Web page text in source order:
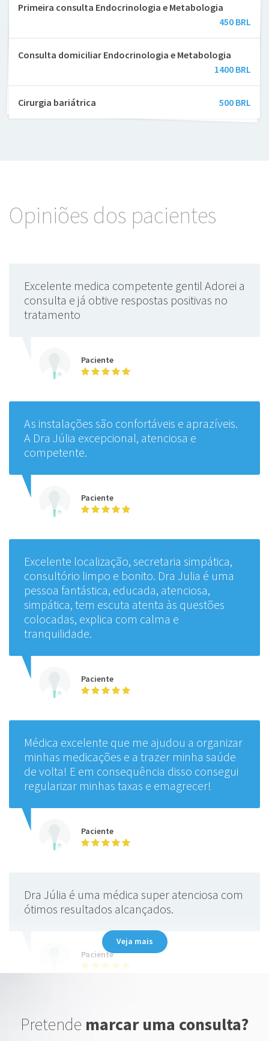
Primeira consulta Endocrinologia e Metabologia
450 BRL
Consulta domiciliar Endocrinologia e Metabologia
1400 BRL
Cirurgia bariátrica 500 BRL
Opiniões dos pacientes
Excelente medica competente gentil Adorei a
consulta e já obtive respostas positivas no
tratamento
Paciente
As instalações são confortáveis e aprazíveis.
A Dra Júlia excepcional, atenciosa e
competente.
Paciente
Excelente localização, secretaria simpática,
consultório limpo e bonito. Dra Julia é uma
pessoa fantástica, educada, atenciosa,
simpática, tem escuta atenta às questões
colocadas, explica com calma e
tranquilidade.
Paciente
Médica excelente que me ajudou a organizar
minhas medicações e a trazer minha saúde
de volta! E em consequência disso consegui
regularizar minhas taxas e emagrecer!
Paciente
Dra Júlia é uma médica super atenciosa com
ótimos resultados alcançados.
Paciente
Excelente profissional. Hoje foi nossa
primeira consulta, temos muito trabalho
Veja mais
Pretende marcar uma consulta?